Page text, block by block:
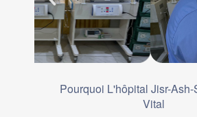
Pourquoi L'hôpital Jisr-
Vital